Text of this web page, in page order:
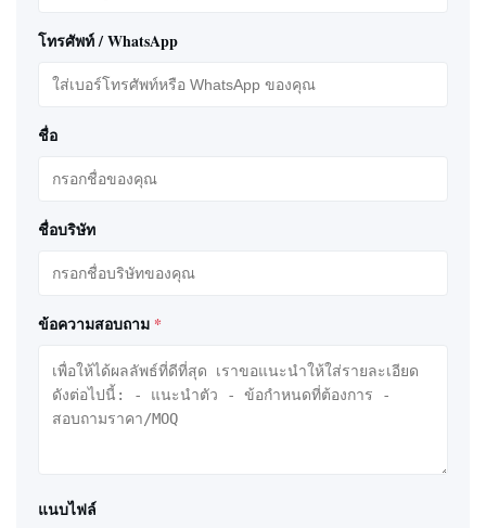
โทรศัพท์ / WhatsApp
ชื่อ
ชื่อบริษัท
ข้อความสอบถาม *
แนบไฟล์